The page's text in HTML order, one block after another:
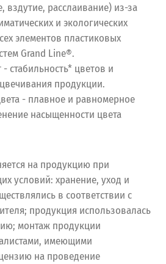
вздутие, расслаивание) из-за
и экологических
элементов пластиковых
Grand Line®.
- стабильность* цветов и
продукции.
- плавное и равномерное
насыщенности цвета
на продукцию при
условий: хранение, уход и
в соответствии с
продукция использовалась
монтаж продукции
имеющими
на проведение